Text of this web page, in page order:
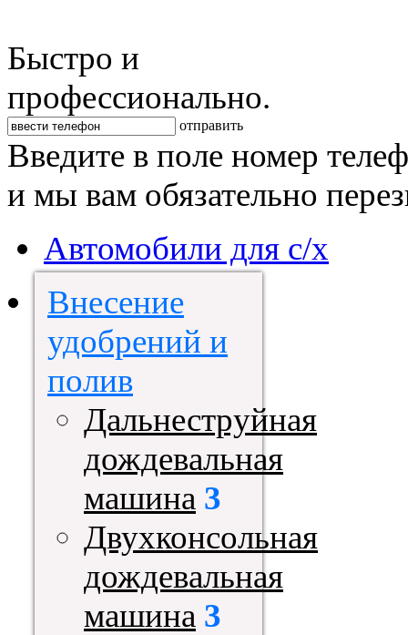
Быстро и
профессионально.
отправить
Введите в поле номер
и мы вам обязательно
Автомобили для с/х
Внесение
удобрений и
полив
Дальнеструйная
дождевальная
машина 3
Двухконсольная
дождевальная
машина 3